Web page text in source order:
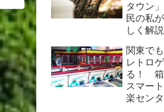
タウン
民の私
しく解説
関東で
レトロ
る！ 箱
スマー
楽センタ